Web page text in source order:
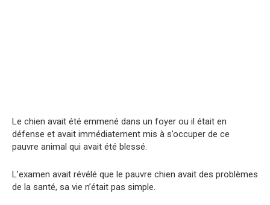
Le chien avait été emmené dans un foyer ou il était en
défense et avait immédiatement mis à s’occuper de ce
pauvre animal qui avait été blessé.
L’examen avait révélé que le pauvre chien avait des problèmes
de la santé, sa vie n’était pas simple.